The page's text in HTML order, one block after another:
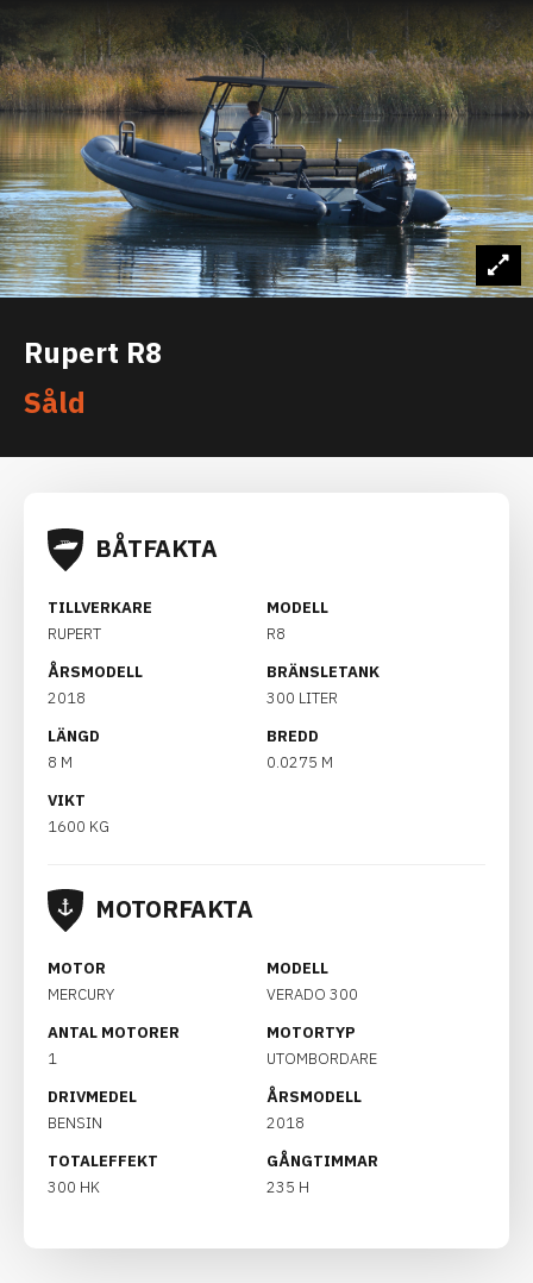
Rupert R8
Såld
BÅTFAKTA
TILLVERKARE
RUPERT
MODELL
R8
ÅRSMODELL
2018
BRÄNSLETANK
300 LITER
LÄNGD
8 M
BREDD
0.0275 M
VIKT
1600 KG
MOTORFAKTA
MOTOR
MERCURY
MODELL
VERADO 300
ANTAL MOTORER
1
MOTORTYP
UTOMBORDARE
DRIVMEDEL
BENSIN
ÅRSMODELL
2018
TOTALEFFEKT
300 HK
GÅNGTIMMAR
235 H